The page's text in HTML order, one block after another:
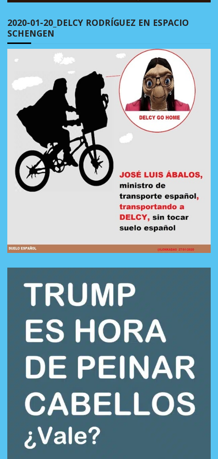
2020-01-20_DELCY RODRÍGUEZ EN ESPACIO
SCHENGEN